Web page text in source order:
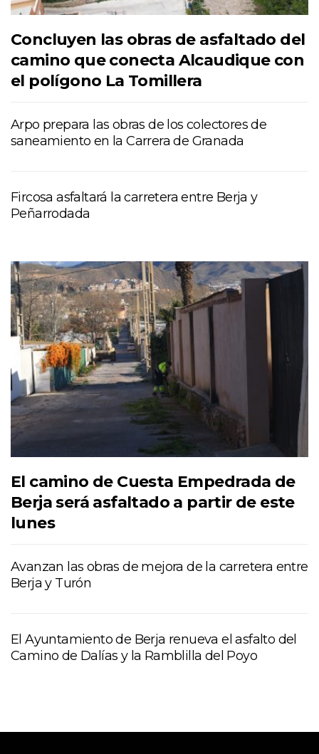
Concluyen las obras de asfaltado del
camino que conecta Alcaudique con
el polígono La Tomillera
Arpo prepara las obras de los colectores de
saneamiento en la Carrera de Granada
Fircosa asfaltará la carretera entre Berja y
Peñarrodada
El camino de Cuesta Empedrada de
Berja será asfaltado a partir de este
lunes
Avanzan las obras de mejora de la carretera entre
Berja y Turón
El Ayuntamiento de Berja renueva el asfalto del
Camino de Dalías y la Ramblilla del Poyo